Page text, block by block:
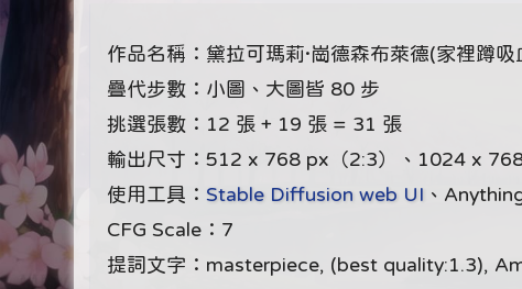
作品名稱：黛拉可瑪莉·崗德森布萊德(家裡蹲吸
疊代步數：小圖、大圖皆 80 步
挑選張數：12 張 + 19 張 = 31 張
輸出尺寸：512 x 768 px（2:3）、1024 x 768
使用工具： Stable Diffusion web UI 、
CFG Scale：7
提詞文字：masterpiece, (best quality:1.3),